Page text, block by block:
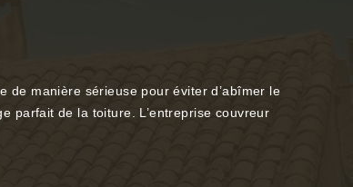
de manière sérieuse pour éviter d’abîmer le
parfait de la toiture. L’entreprise couvreur